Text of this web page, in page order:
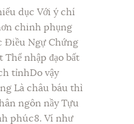
dục Với ý chí
chinh phụng
Điều Ngự Chứng
Thể nhập đạo bất
tỉnhDo vậy
Là châu báu thì
ngôn nầy Tựu
phúc8. Ví như